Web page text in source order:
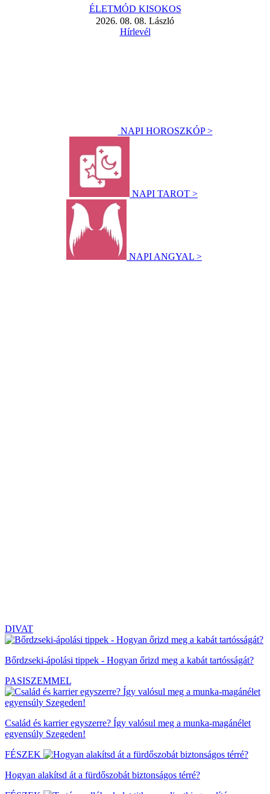
ÉLETMÓD KISOKOS
2026. 08. 08. László
Hírlevél
NAPI HOROSZKÓP >
NAPI TAROT >
NAPI ANGYAL >
DIVAT
Bőrdzseki-ápolási tippek - Hogyan őrizd meg a kabát tartósságát?
PASISZEMMEL
Család és karrier egyszerre? Így valósul meg a munka-magánélet
egyensúly Szegeden!
FÉSZEK
Hogyan alakítsd át a fürdőszobát biztonságos térré?